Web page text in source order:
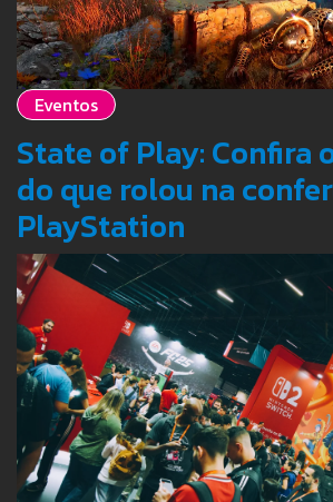
Eventos
State of Play: Confira
do que rolou na
PlayStation